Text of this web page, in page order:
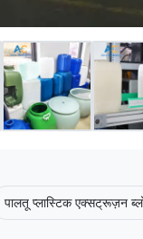
पालतू प्लास्टिक एक्सट्रूज़न